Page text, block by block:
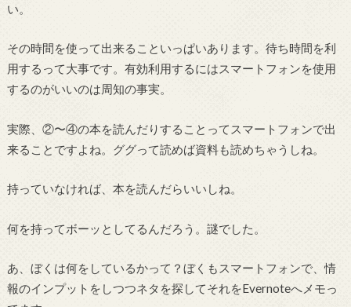
い。
その時間を使って出来ることいっぱいあります。待ち時間を利
用するって大事です。有効利用するにはスマートフォンを使用
するのがいいのは周知の事実。
実際、②〜④の本を読んだりすることってスマートフォンで出
来ることですよね。ググって読めば資料も読めちゃうしね。
持っていなければ、本を読んだらいいしね。
何を持ってボーッとしてるんだろう。謎でした。
あ、ぼくは何をしているかって？ぼくもスマートフォンで、情
報のインプットをしつつネタを探してそれをEvernoteへメモっ